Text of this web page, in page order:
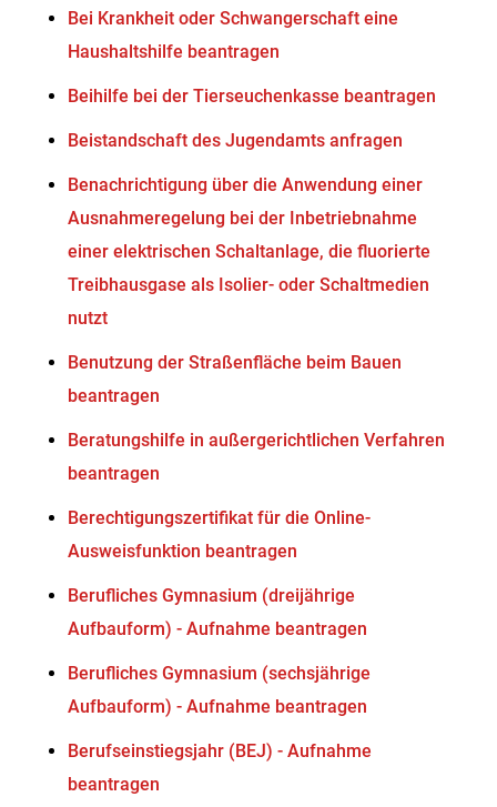
Bei Krankheit oder Schwangerschaft eine
Haushaltshilfe beantragen
Beihilfe bei der Tierseuchenkasse beantragen
Beistandschaft des Jugendamts anfragen
Benachrichtigung über die Anwendung einer
Ausnahmeregelung bei der Inbetriebnahme
einer elektrischen Schaltanlage, die fluorierte
Treibhausgase als Isolier- oder Schaltmedien
nutzt
Benutzung der Straßenfläche beim Bauen
beantragen
Beratungshilfe in außergerichtlichen Verfahren
beantragen
Berechtigungszertifikat für die Online-
Ausweisfunktion beantragen
Berufliches Gymnasium (dreijährige
Aufbauform) - Aufnahme beantragen
Berufliches Gymnasium (sechsjährige
Aufbauform) - Aufnahme beantragen
Berufseinstiegsjahr (BEJ) - Aufnahme
beantragen